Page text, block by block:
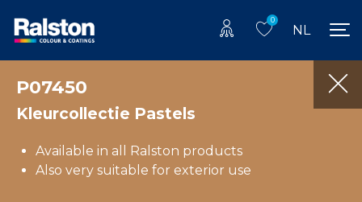
0
NL
P07450
Kleurcollectie Pastels
Available in all Ralston products
Also very suitable for exterior use